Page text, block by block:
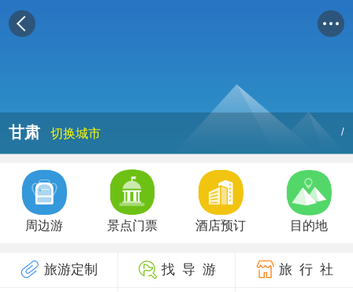
甘肃 切换城市 /
周边游 景点门票 酒店预订 目的地
旅游定制 找 导 游 旅 行 社